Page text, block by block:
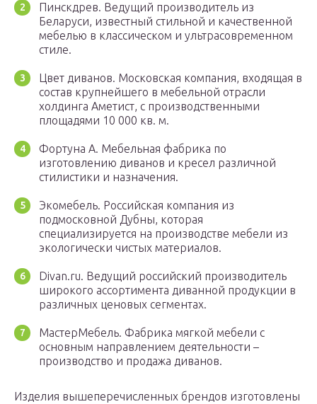
Пинскдрев. Ведущий производитель из
Беларуси, известный стильной и качественной
мебелью в классическом и ультрасовременном
стиле.
Цвет диванов. Московская компания, входящая в
состав крупнейшего в мебельной отрасли
холдинга Аметист, с производственными
площадями 10 000 кв. м.
Фортуна А. Мебельная фабрика по
изготовлению диванов и кресел различной
стилистики и назначения.
Экомебель. Российская компания из
подмосковной Дубны, которая
специализируется на производстве мебели из
экологически чистых материалов.
Divan.ru. Ведущий российский производитель
широкого ассортимента диванной продукции в
различных ценовых сегментах.
МастерМебель. Фабрика мягкой мебели с
основным направлением деятельности –
производство и продажа диванов.
Изделия вышеперечисленных брендов изготовлены